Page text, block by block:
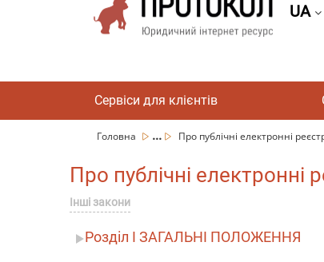
UA
Сервіси для клієнтів
Головна ... Про публічні електронні
Про публічні
Інші закони
Розділ I ЗАГАЛЬНІ ПОЛОЖЕННЯ